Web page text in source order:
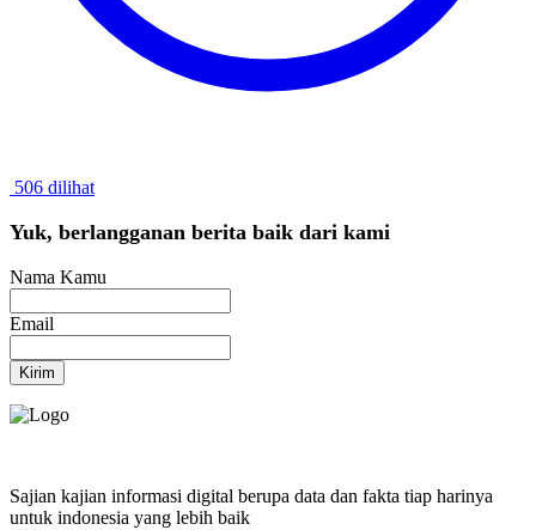
506 dilihat
Yuk, berlangganan berita baik dari kami
Nama Kamu
Email
Kirim
Sajian kajian informasi digital berupa data dan fakta tiap harinya
untuk indonesia yang lebih baik